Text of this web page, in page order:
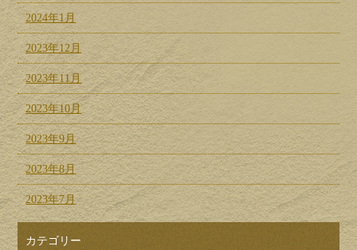
2024年1月
2023年12月
2023年11月
2023年10月
2023年9月
2023年8月
2023年7月
カテゴリー